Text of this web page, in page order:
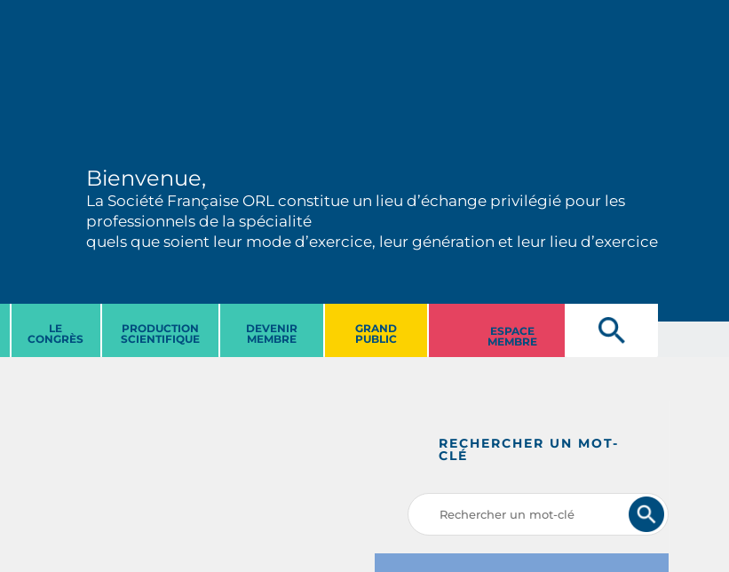
Bienvenue,
La Société Française ORL constitue un lieu d’échange privilégié pour les
professionnels de la spécialité
quels que soient leur mode d’exercice, leur génération et leur lieu d’exercice
LE
CONGRÈS
PRODUCTION
SCIENTIFIQUE
DEVENIR
MEMBRE
GRAND
PUBLIC
ESPACE
MEMBRE
RECHERCHER UN MOT-
CLÉ